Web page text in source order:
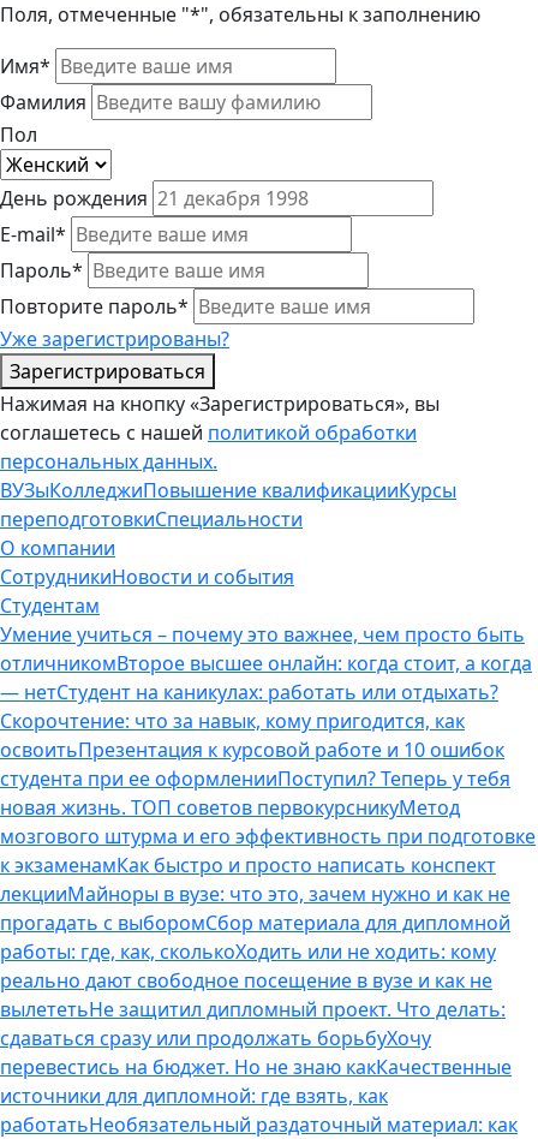
Поля, отмеченные "*", обязательны к заполнению
Имя*
Фамилия
Пол
День рождения
E-mail*
Пароль*
Повторите пароль*
Уже зарегистрированы?
Зарегистрироваться
Нажимая на кнопку «Зарегистрироваться», вы
соглашетесь с нашей политикой обработки
персональных данных.
ВУЗыКолледжиПовышение квалификацииКурсы
переподготовкиСпециальности
О компании
СотрудникиНовости и события
Студентам
Умение учиться – почему это важнее, чем просто быть
отличникомВторое высшее онлайн: когда стоит, а когда
— нетСтудент на каникулах: работать или отдыхать?
Скорочтение: что за навык, кому пригодится, как
освоитьПрезентация к курсовой работе и 10 ошибок
студента при ее оформленииПоступил? Теперь у тебя
новая жизнь. ТОП советов первокурсникуМетод
мозгового штурма и его эффективность при подготовке
к экзаменамКак быстро и просто написать конспект
лекцииМайноры в вузе: что это, зачем нужно и как не
прогадать с выборомСбор материала для дипломной
работы: где, как, сколькоХодить или не ходить: кому
реально дают свободное посещение в вузе и как не
вылететьНе защитил дипломный проект. Что делать:
сдаваться сразу или продолжать борьбуХочу
перевестись на бюджет. Но не знаю какКачественные
источники для дипломной: где взять, как
работатьНеобязательный раздаточный материал: как